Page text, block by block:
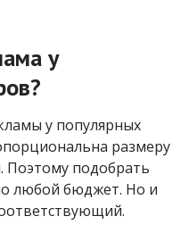
у
у популярных
размеру
Поэтому подобрать
любой бюджет. Но и